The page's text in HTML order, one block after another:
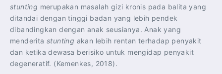
stunting merupakan masalah gizi kronis pada balita yang
ditandai dengan tinggi badan yang lebih pendek
dibandingkan dengan anak seusianya. Anak yang
menderitastunting akan lebih rentan terhadap penyakit
dan ketika dewasa berisiko untuk mengidap penyakit
degeneratif. (Kemenkes, 2018).